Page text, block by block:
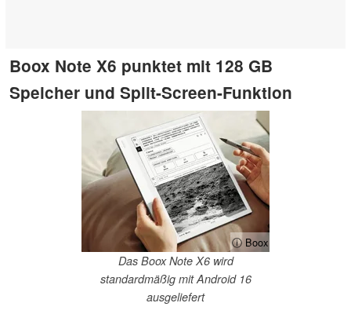
Boox Note X6 punktet mit 128 GB
Speicher und Split-Screen-Funktion
ⓘ Boox
Das Boox Note X6 wird
standardmäßig mit Android 16
ausgeliefert